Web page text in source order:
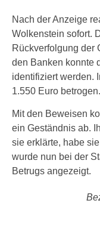
Nach der Anzeige
Wolkenstein sofort.
Rückverfolgung der
den Banken konnte
identifiziert werden.
1.550 Euro betrogen.
Mit den Beweisen
ein Geständnis ab.
sie erklärte, habe
wurde nun bei der
Betrugs angezeigt.